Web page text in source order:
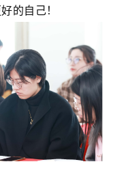
的自己！